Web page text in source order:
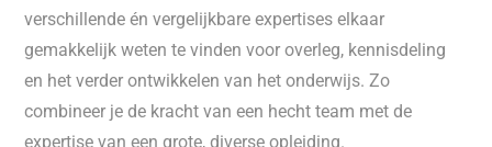
verschillende én vergelijkbare expertises elkaar
gemakkelijk weten te vinden voor overleg, kennisdeling
en het verder ontwikkelen van het onderwijs. Zo
combineer je de kracht van een hecht team met de
expertise van een grote, diverse opleiding.